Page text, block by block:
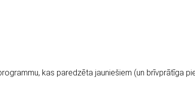
kas paredzēta jauniešiem (un brīvprātīga